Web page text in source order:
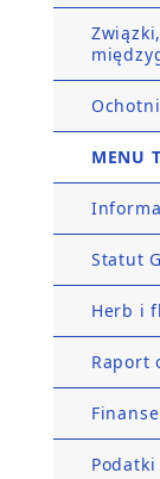
MENU
Statut
Herb i
Raport